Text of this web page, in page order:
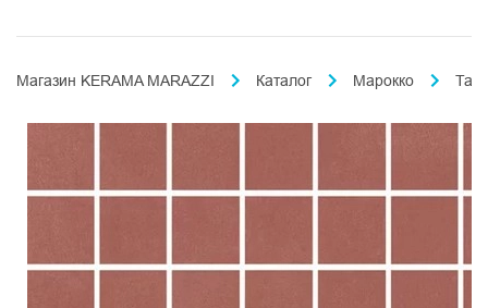
Магазин KERAMA MARAZZI Каталог Марокко